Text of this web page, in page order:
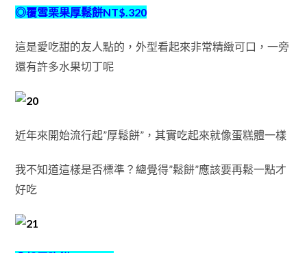
◎覆雪栗果厚鬆餅NT$.320
這是愛吃甜的友人點的，外型看起來非常精緻可口，一旁
還有許多水果切丁呢
近年來開始流行起”厚鬆餅”，其實吃起來就像蛋糕體一樣
我不知道這樣是否標準？總覺得”鬆餅”應該要再鬆一點才
好吃